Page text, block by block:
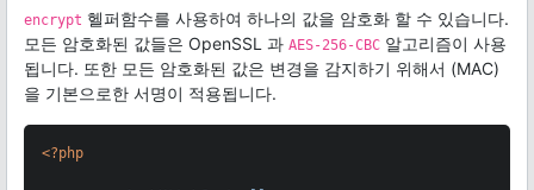
encrypt 헬퍼함수를 사용하여 하나의 값을 암호화 할 수 있습니다.
모든 암호화된 값들은 OpenSSL 과 AES-256-CBC 알고리즘이 사용
됩니다. 또한 모든 암호화된 값은 변경을 감지하기 위해서 (MAC)
을 기본으로한 서명이 적용됩니다.
<?php